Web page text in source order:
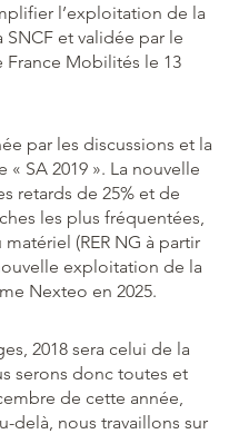
l’exploitation de la
et validée par le
France Mobilités le 13
par les discussions et la
SA 2019 ». La nouvelle
retards de 25% et de
les plus fréquentées,
(RER NG à partir
exploitation de la
Nexteo en 2025.
2018 sera celui de la
serons donc toutes et
de cette année,
delà, nous travaillons sur